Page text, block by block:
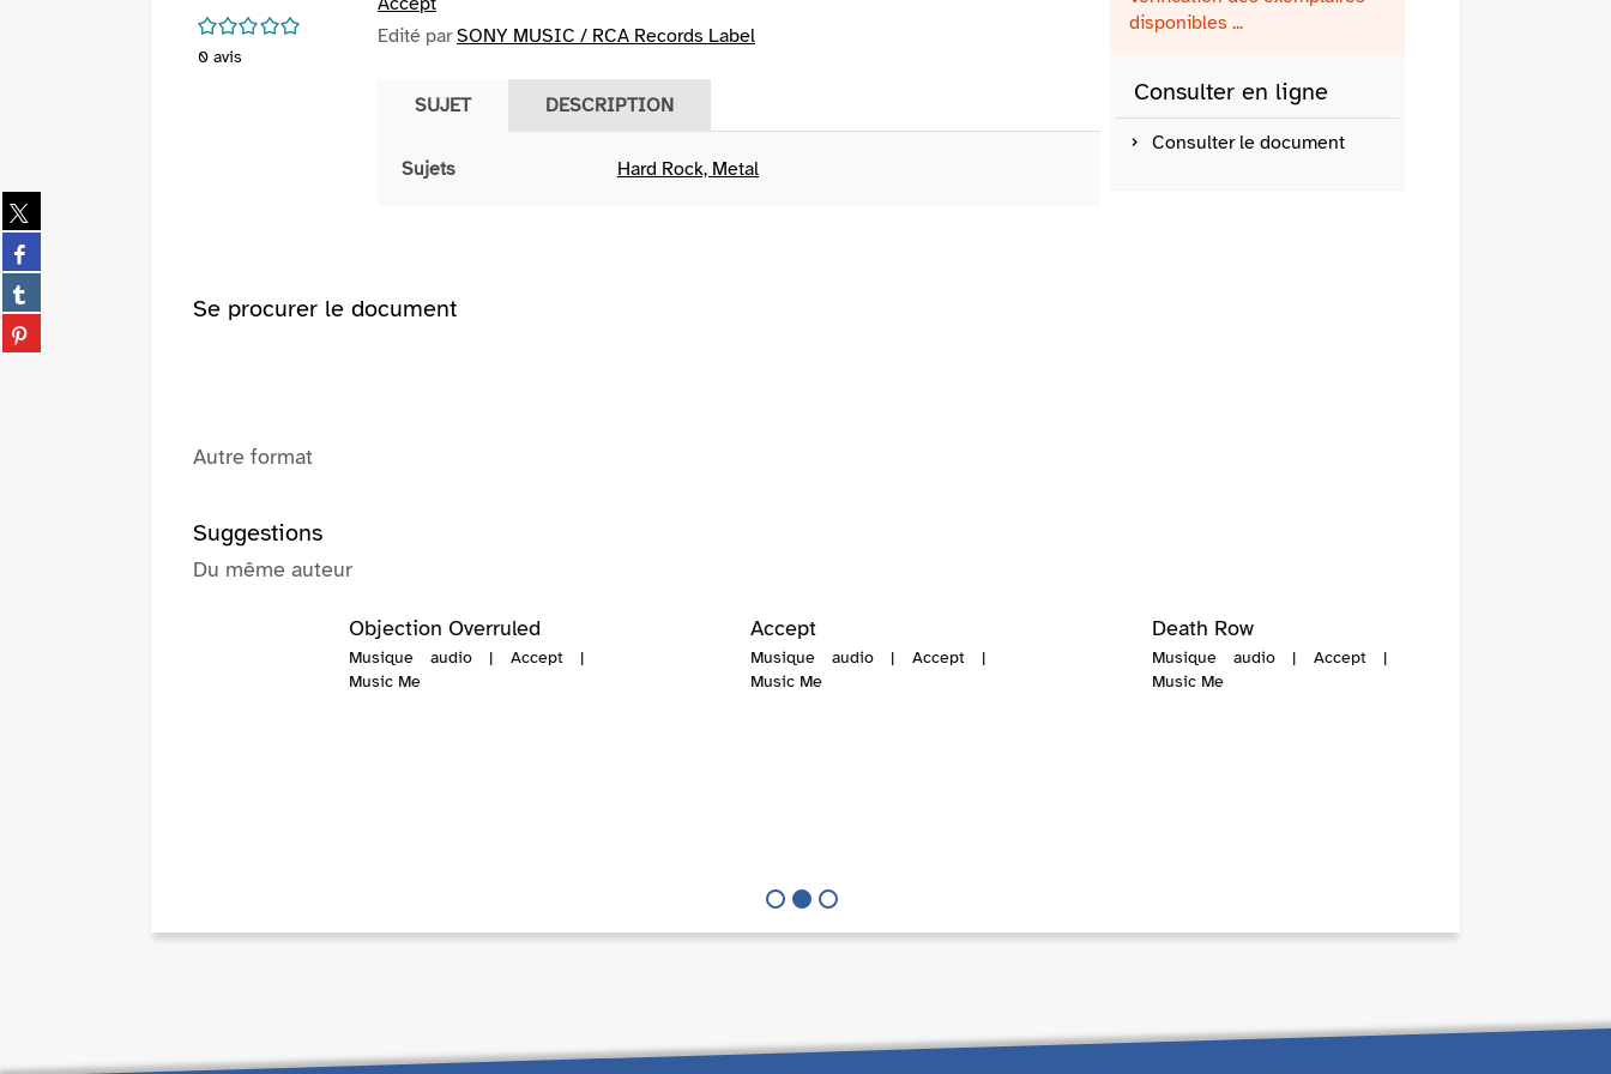
Partager
sur
twitter
(Nouvelle
fenêtre)
Partager
sur
facebook
(Nouvelle
fenêtre)
Partager
sur
tumblr
Partager
sur
/5
0 avis
Edité parSONY MUSIC / RCA Records Label
SUJET DESCRIPTION
Sujets Hard Rock, Metal
disponibles ...
Consulter en ligne
Consulter le document
Se procurer le document
Autre format
Suggestions
Du même auteur
Accept
Musique audio | Accept |
Music Me
Death Row
Musique audio | Accept |
Music Me
Objection Overruled
Musique audio | Accept |
Music Me